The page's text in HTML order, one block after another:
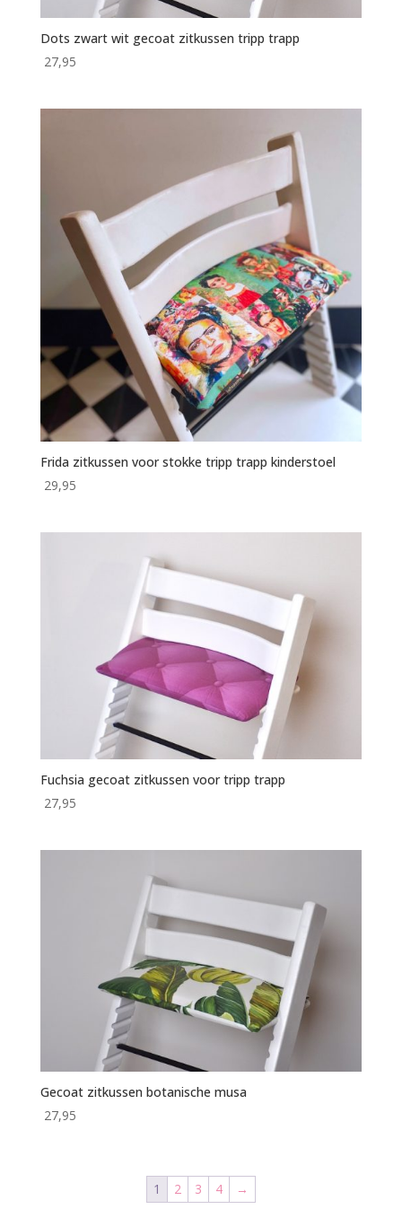
Dots zwart wit gecoat zitkussen tripp trapp
27,95
Frida zitkussen voor stokke tripp trapp kinderstoel
29,95
Fuchsia gecoat zitkussen voor tripp trapp
27,95
Gecoat zitkussen botanische musa
27,95
1 2 3 4
→